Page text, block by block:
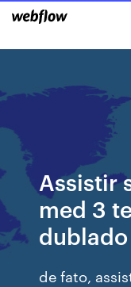
Assistir
med 3
dublado
de fato,